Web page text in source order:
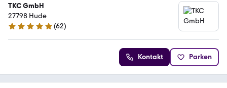
TKC GmbH
27798 Hude
5 Sterne
(62)
Kontakt Parken